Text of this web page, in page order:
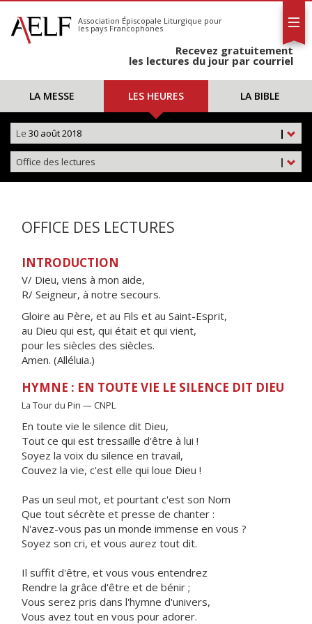
S'abonner
Calendrier
Association Épiscopale Liturgique pour
les pays Francophones
Recevez gratuitement
les lectures du jour par courriel
LA MESSE LES HEURES LA BIBLE
|
Le 30 août 2018
|
Office des lectures
OFFICE DES LECTURES
INTRODUCTION
V/ Dieu, viens à mon aide,
R/ Seigneur, à notre secours.
Gloire au Père, et au Fils et au Saint-Esprit,
au Dieu qui est, qui était et qui vient,
pour les siècles des siècles.
Amen. (Alléluia.)
HYMNE : EN TOUTE VIE LE SILENCE DIT DIEU
La Tour du Pin — CNPL
En toute vie le silence dit Dieu,
Tout ce qui est tressaille d'être à lui !
Soyez la voix du silence en travail,
Couvez la vie, c'est elle qui loue Dieu !
Pas un seul mot, et pourtant c'est son Nom
Que tout sécrète et presse de chanter :
N'avez-vous pas un monde immense en vous ?
Soyez son cri, et vous aurez tout dit.
Il suffit d'être, et vous vous entendrez
Rendre la grâce d'être et de bénir ;
Vous serez pris dans l'hymne d'univers,
Vous avez tout en vous pour adorer.